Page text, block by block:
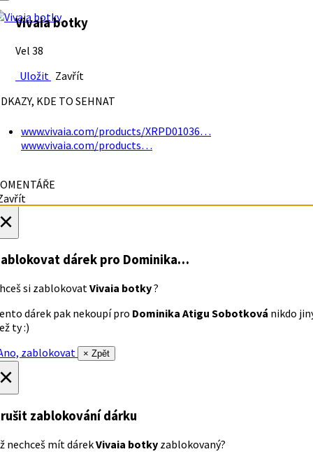
Vivaia botky
Vel 38
Uložit Zavřít
KDE TO SEHNAT
www.vivaia.com/products/XRPD01036…
www.vivaia.com/products…
dárek pro Dominika…
si zablokovatVivaia botky?
dárek pak nekoupí pro Dominika Atigu Sobotková nikdo
ty :)
zablokovat
× Zpět
zablokování dárku
nechceš mít dárekVivaia botky zablokovaný?